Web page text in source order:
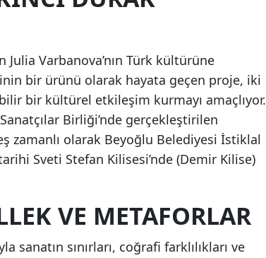
Julia Varbanova’nın Türk kültürüne
bir ürünü olarak hayata geçen proje, iki
bir kültürel etkileşim kurmayı amaçlıyor.
Birliği’nde gerçekleştirilen
zamanlı olarak Beyoğlu Belediyesi İstiklal
Sveti Stefan Kilisesi’nde (Demir Kilise)
VE METAFORLAR
sanatın sınırları, coğrafi farklılıkları ve